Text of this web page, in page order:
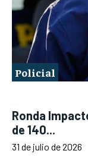
Policial
Ronda
de 140...
31 de julio de 2026